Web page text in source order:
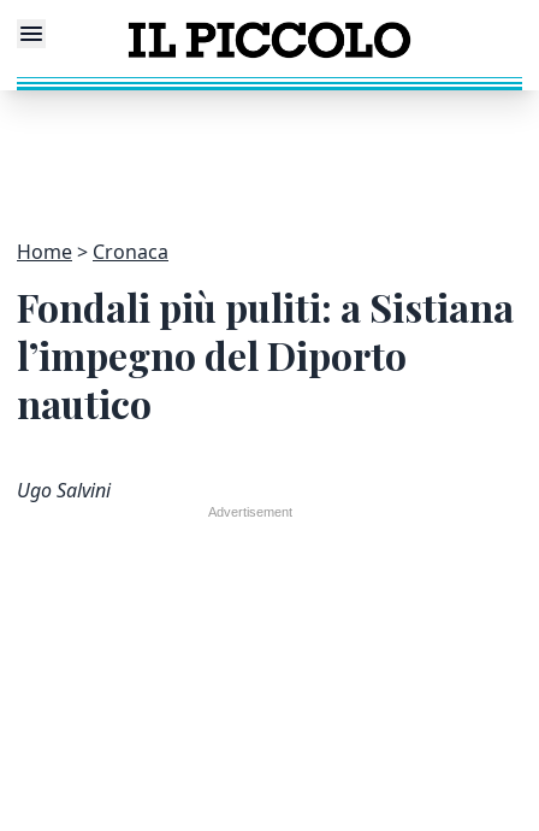
Home Cronaca
Fondali più puliti: a Sistiana
l’impegno del Diporto
nautico
Ugo Salvini